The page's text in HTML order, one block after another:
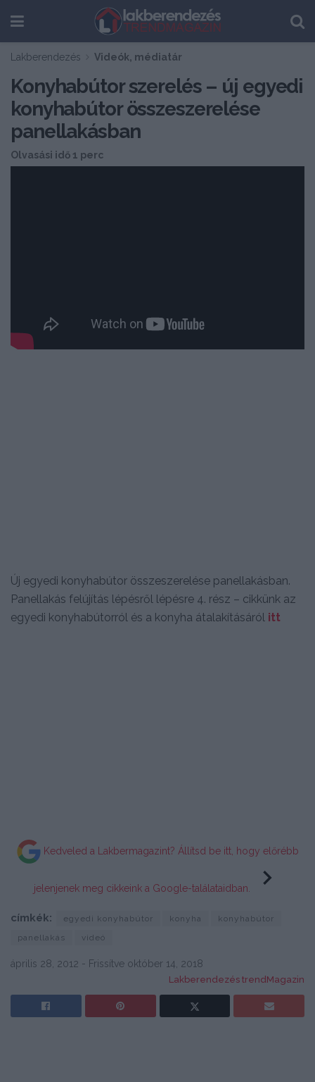
Lakberendezés Videók, médiatár
Konyhabútor szerelés – új egyedi
konyhabútor összeszerelése
panellakásban
Olvasási idő 1 perc
Új egyedi konyhabútor összeszerelése panellakásban.
Panellakás felújítás lépésről lépésre 4. rész – cikkünk az
egyedi konyhabútorról és a konyha átalakításáról itt
Kedveled a Lakbermagazint? Állítsd be itt, hogy előrébb
jelenjenek meg cikkeink a Google-találataidban.
címkék: egyedi konyhabútor konyha
konyhabútor
panellakás
videó
április 28, 2012 - Frissítve október 14, 2018
Lakberendezés trendMagazin